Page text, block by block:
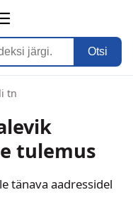
Otsi
tn
tulemus
tänava aadressidel